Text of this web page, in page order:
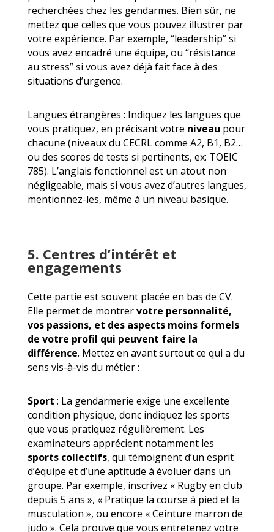
recherchées chez les gendarmes. Bien sûr, ne
mettez que celles que vous pouvez illustrer par
votre expérience. Par exemple, “leadership” si
vous avez encadré une équipe, ou “résistance
au stress” si vous avez déjà fait face à des
situations d’urgence.
Langues étrangères : Indiquez les langues que
vous pratiquez, en précisant votre niveau pour
chacune (niveaux du CECRL comme A2, B1, B2…
ou des scores de tests si pertinents, ex: TOEIC
785). L’anglais fonctionnel est un atout non
négligeable, mais si vous avez d’autres langues,
mentionnez-les, même à un niveau basique.
5. Centres d’intérêt et
engagements
Cette partie est souvent placée en bas de CV.
Elle permet de montrervotre personnalité,
vos passions, et des aspects moins formels
de votre profil qui peuvent faire la
différence. Mettez en avant surtout ce qui a du
sens vis-à-vis du métier :
Sport : La gendarmerie exige une excellente
condition physique, donc indiquez les sports
que vous pratiquez régulièrement. Les
examinateurs apprécient notamment les
sports collectifs, qui témoignent d’un esprit
d’équipe et d’une aptitude à évoluer dans un
groupe. Par exemple, inscrivez « Rugby en club
depuis 5 ans », « Pratique la course à pied et la
musculation », ou encore « Ceinture marron de
judo ». Cela prouve que vous entretenez votre